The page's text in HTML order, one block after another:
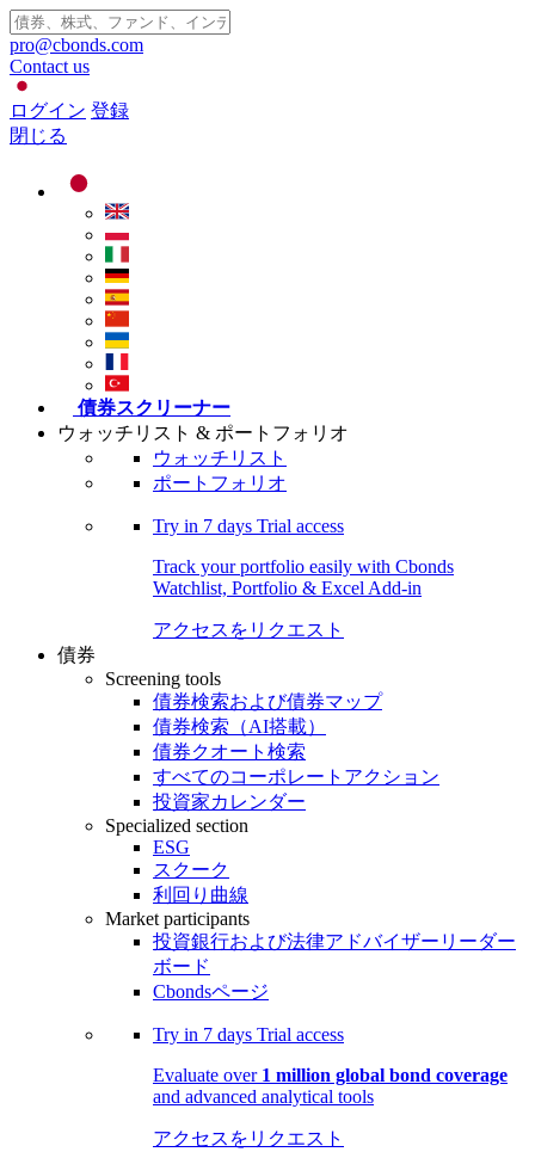
pro@cbonds.com
Contact us
ログイン 登録
閉じる
債券スクリーナー
ウォッチリスト & ポートフォリオ
ウォッチリスト
ポートフォリオ
Try in 7 days Trial access
Track your portfolio easily with Cbonds
Watchlist, Portfolio & Excel Add-in
アクセスをリクエスト
債券
Screening tools
債券検索および債券マップ
債券検索（AI搭載）
債券クオート検索
すべてのコーポレートアクション
投資家カレンダー
Specialized section
ESG
スクーク
利回り曲線
Market participants
投資銀行および法律アドバイザーリーダー
ボード
Cbondsページ
Try in 7 days Trial access
Evaluate over 1 million global bond coverage
and advanced analytical tools
アクセスをリクエスト